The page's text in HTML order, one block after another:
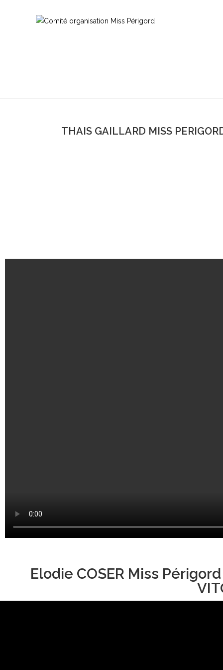
THAIS GAILLARD MISS
Elodie COSER Miss